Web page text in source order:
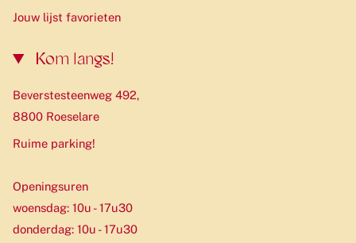
Jouw lijst favorieten
Kom langs!
Beverstesteenweg 492,
8800 Roeselare
Ruime parking!
Openingsuren
woensdag: 10u - 17u30
donderdag: 10u - 17u30